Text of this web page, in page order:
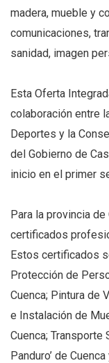
madera, mueble y
comunicaciones,
sanidad, imagen
Esta Oferta
colaboración entre
Deportes y la
del Gobierno de
inicio en el primer
Para la provincia
certificados
Estos certificados
Protección de
Cuenca; Pintura de
e Instalación de
Cuenca; Transporte
Panduro’ de